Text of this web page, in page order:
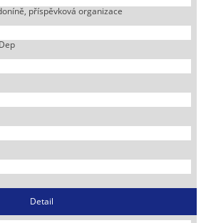
příspěvková organizace
Detail